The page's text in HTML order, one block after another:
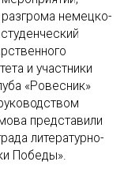
немецко-
и участники
«Ровесник»
представили
литературно-
Победы».